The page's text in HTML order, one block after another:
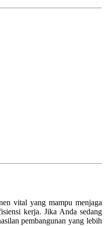
vital yang mampu menjaga
kerja. Jika Anda sedang
pembangunan yang lebih